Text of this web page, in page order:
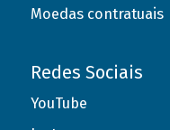
Moedas contratuais
Redes Sociais
YouTube